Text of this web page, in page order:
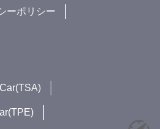
ーポリシー